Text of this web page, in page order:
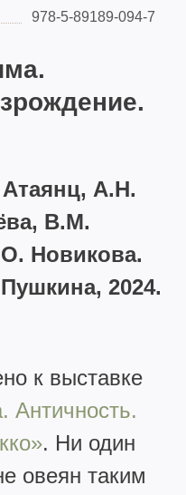
978-5-89189-094-7
А.Н.
В.М.
Новикова.
2024.
к выставке
Античность.
. Ни один
овеян таким